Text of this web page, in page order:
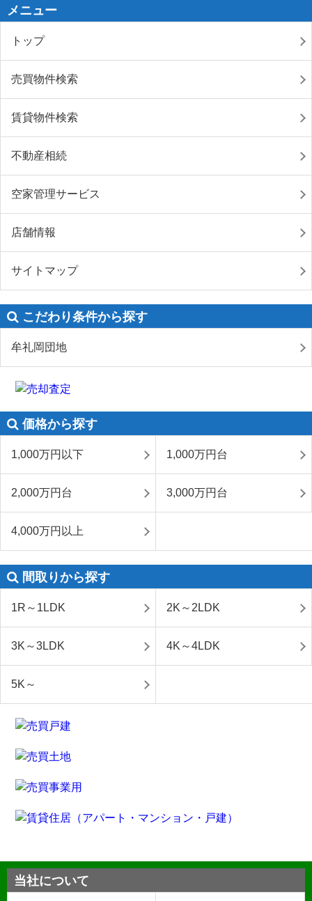
メニュー
トップ
売買物件検索
賃貸物件検索
不動産相続
空家管理サービス
店舗情報
サイトマップ
こだわり条件から探す
牟礼岡団地
価格から探す
1,000万円以下 1,000万円台
2,000万円台 3,000万円台
4,000万円以上
間取りから探す
1R～1LDK 2K～2LDK
3K～3LDK 4K～4LDK
5K～
当社について